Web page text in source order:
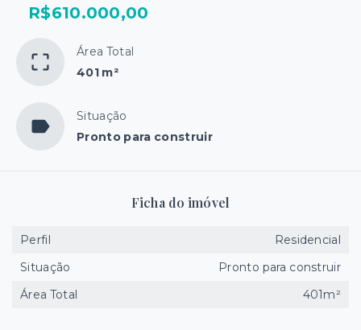
R$610.000,00
Área Total
401 m²
Situação
Pronto para construir
Ficha do imóvel
Perfil
Residencial
Situação
Pronto para construir
Área Total
401m²